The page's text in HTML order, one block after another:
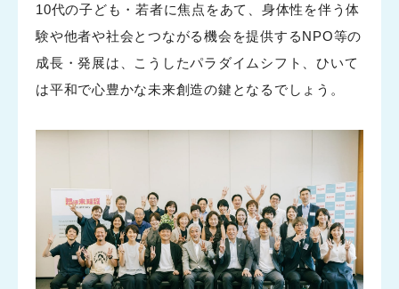
10代の子ども・若者に焦点をあて、身体性を伴う体
験や他者や社会とつながる機会を提供するNPO等の
成長・発展は、こうしたパラダイムシフト、ひいて
は平和で心豊かな未来創造の鍵となるでしょう。